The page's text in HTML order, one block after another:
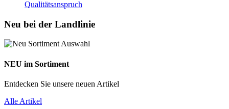
Neu bei der Landlinie
NEU im Sortiment
Entdecken Sie unsere neuen Artikel
Alle Artikel